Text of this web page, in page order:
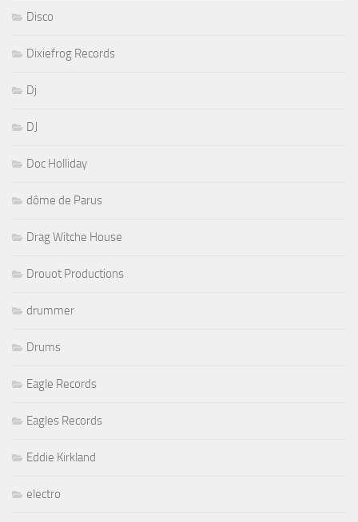
Disco
Dixiefrog Records
Dj
DJ
Doc Holliday
dôme de Parus
Drag Witche House
Drouot Productions
drummer
Drums
Eagle Records
Eagles Records
Eddie Kirkland
electro